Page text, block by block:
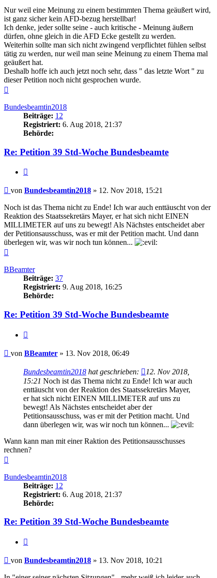
Nur weil eine Meinung zu einem bestimmten Thema geäußert wird,
ist ganz sicher kein AFD-bezug herstellbar!
Ich denke, jeder sollte seine - auch kritische - Meinung äußern
dürfen, ohne gleich in die AFD Ecke gestellt zu werden.
Weiterhin sollte man sich nicht zwingend verpflichtet fühlen selbst
tätig zu werden, nur weil man seine Meinung zu einem Thema mal
geäußert hat.
Deshalb hoffe ich auch jetzt noch sehr, dass " das letzte Wort " zu
dieser Petition noch nicht gesprochen wurde.
Bundesbeamtin2018
Beiträge: 12
Registriert: 6. Aug 2018, 21:37
Behörde:
Re: Petition 39 Std-Woche Bundesbeamte
Beitrag
von Bundesbeamtin2018 » 12. Nov 2018, 15:21
Noch ist das Thema nicht zu Ende! Ich war auch enttäuscht von der
Reaktion des Staatssekretärs Mayer, er hat sich nicht EINEN
MILLIMETER auf uns zu bewegt! Als Nächstes entscheidet aber
der Petitionsausschuss, was er mit der Petition macht. Und dann
überlegen wir, was wir noch tun können...
BBeamter
Beiträge: 37
Registriert: 9. Aug 2018, 16:25
Behörde:
Re: Petition 39 Std-Woche Bundesbeamte
Beitrag
von BBeamter » 13. Nov 2018, 06:49
Bundesbeamtin2018 hat geschrieben:
12. Nov 2018,
15:21 Noch ist das Thema nicht zu Ende! Ich war auch
enttäuscht von der Reaktion des Staatssekretärs Mayer,
er hat sich nicht EINEN MILLIMETER auf uns zu
bewegt! Als Nächstes entscheidet aber der
Petitionsausschuss, was er mit der Petition macht. Und
dann überlegen wir, was wir noch tun können...
Wann kann man mit einer Raktion des Petitionsausschusses
rechnen?
Bundesbeamtin2018
Beiträge: 12
Registriert: 6. Aug 2018, 21:37
Behörde:
Re: Petition 39 Std-Woche Bundesbeamte
Beitrag
von Bundesbeamtin2018 » 13. Nov 2018, 10:21